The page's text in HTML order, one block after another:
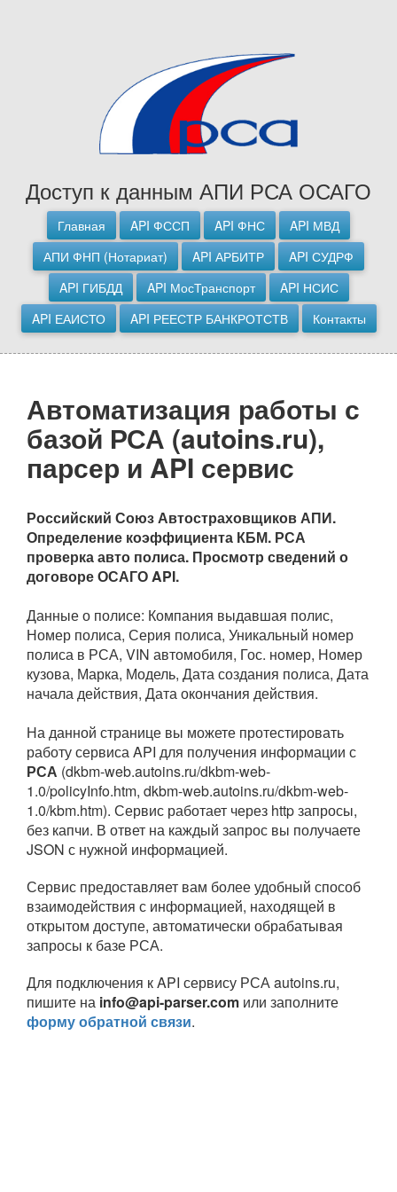
Доступ к данным АПИ РСА ОСАГО
Главная API ФССП API ФНС
API МВД
АПИ ФНП (Нотариат)
API АРБИТР
API СУДРФ
API ГИБДД
API МосТранспорт
API НСИС
API ЕАИСТО
API РЕЕСТР БАНКРОТСТВ Контакты
Автоматизация работы с
базой РСА (autoins.ru),
парсер и API сервис
Российский Союз Автостраховщиков АПИ.
Определение коэффициента КБМ. РСА
проверка авто полиса. Просмотр сведений о
договоре ОСАГО API.
Данные о полисе: Компания выдавшая полис,
Номер полиса, Серия полиса, Уникальный номер
полиса в РСА, VIN автомобиля, Гос. номер, Номер
кузова, Марка, Модель, Дата создания полиса, Дата
начала действия, Дата окончания действия.
На данной странице вы можете протестировать
работу сервиса API для получения информации с
РСА (dkbm-web.autoins.ru/dkbm-web-
1.0/policyInfo.htm, dkbm-web.autoins.ru/dkbm-web-
1.0/kbm.htm). Сервис работает через http запросы,
без капчи. В ответ на каждый запрос вы получаете
JSON с нужной информацией.
Сервис предоставляет вам более удобный способ
взаимодействия с информацией, находящей в
открытом доступе, автоматически обрабатывая
запросы к базе РСА.
Для подключения к API сервису РСА autoins.ru,
пишите на info@api-parser.com или заполните
форму обратной связи.